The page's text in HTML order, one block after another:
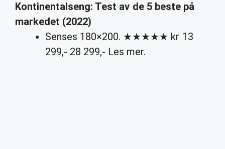
Kontinentalseng: Test av de 5 bestepå
markedet (2022)
Senses 180×200. ★★★★★ kr 13
299,- 28 299,- Les mer.